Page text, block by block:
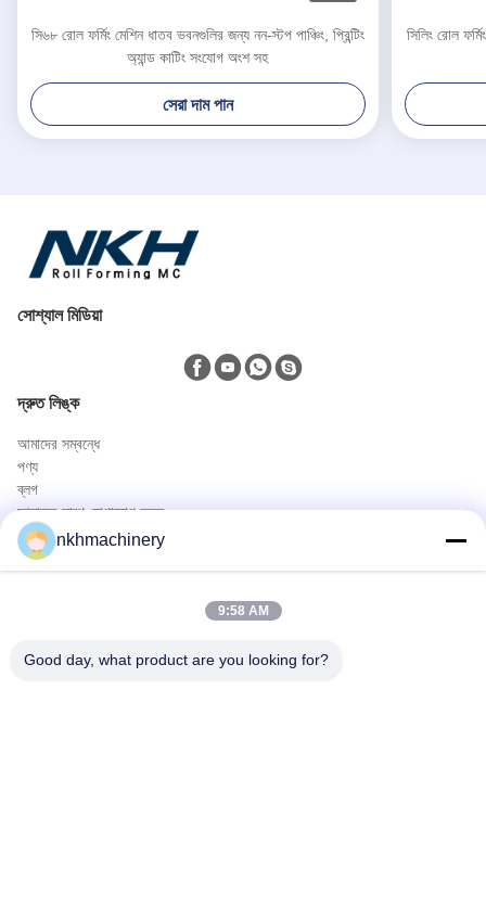
সি৬৮ রোল ফর্মিং মেশিন ধাতব ভবনগুলির জন্য নন-স্টপ পাঞ্চিং, প্রিন্টিং
অ্যান্ড কাটিং সংযোগ অংশ সহ
সেরা দাম পান
সিলিং রোল
সোশ্যাল মিডিয়া
দ্রুত লিঙ্ক
আমাদের সম্বন্ধে
পণ্য
ব্লগ
আমাদের সাথে যোগাযোগ করুন
পণ্য
ছাদ প্যানেল রোল বিরচন মেশিন
ছাদ পত্রক ক্রিম্পিং মেশিন
nkhmachinery
9:58 AM
Good day, what product are you looking for?